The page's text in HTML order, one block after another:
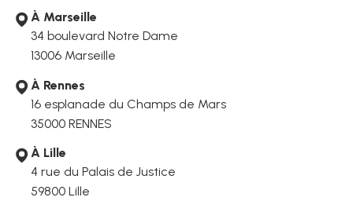
À Marseille
34 boulevard Notre Dame
13006 Marseille
À Rennes
16 esplanade du Champs de Mars
35000 RENNES
À Lille
4 rue du Palais de Justice
59800 Lille